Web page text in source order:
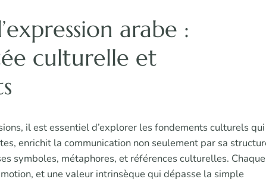
arabe :
culturelle et
il est essentiel d’explorer les fondements culturels qui
enrichit la communication non seulement par sa
symboles, métaphores, et références culturelles. Chaque
et une valeur intrinsèque qui dépasse la simple